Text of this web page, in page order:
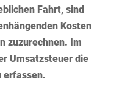
Fahrt, sind
Kosten
zuzurechnen. Im
Umsatzsteuer die
erfassen.